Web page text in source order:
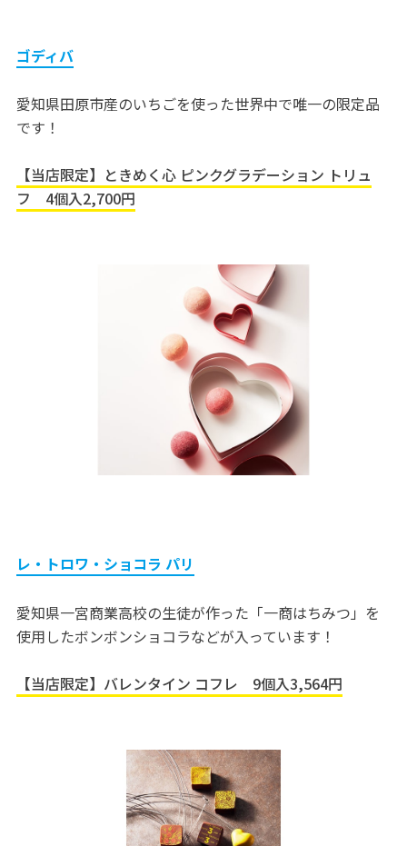
ゴディバ
愛知県田原市産のいちごを使った世界中で唯一の限定品
です！
【当店限定】ときめく心 ピンクグラデーション トリュ
フ 4個入2,700円
レ・トロワ・ショコラ パリ
愛知県一宮商業高校の生徒が作った「一商はちみつ」を
使用したボンボンショコラなどが入っています！
【当店限定】バレンタイン コフレ 9個入3,564円